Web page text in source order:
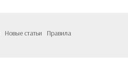
Новые статьи Правила